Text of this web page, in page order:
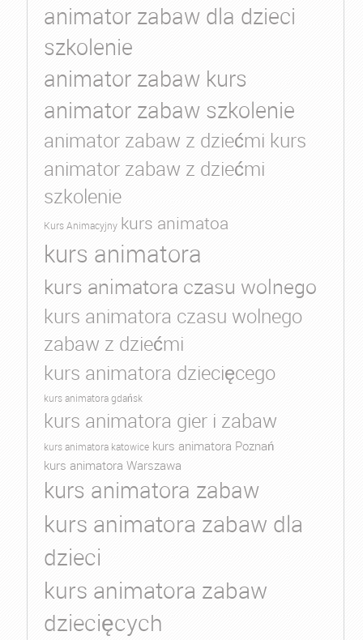
animator zabaw dla dzieci
szkolenie
animator zabaw kurs
animator zabaw szkolenie
animator zabaw z dziećmi kurs
animator zabaw z dziećmi
szkolenie
Kurs Animacyjny kurs animatoa
kurs animatora
kurs animatora czasu wolnego
kurs animatora czasu wolnego
zabaw z dziećmi
kurs animatora dziecięcego
kurs animatora gdańsk
kurs animatora gier i zabaw
kurs animatora katowice kurs animatora Poznań
kurs animatora Warszawa
kurs animatora zabaw
kurs animatora zabaw dla
dzieci
kurs animatora zabaw
dziecięcych